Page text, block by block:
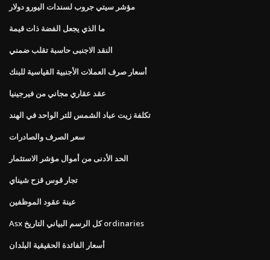
مؤشر سيتي جروب لسندات اليورو دولار
ما الذي يجعل الفضة ذات قيمة
النقد الاجنبى حاسبة تقلب ضمني
أسعار صرف العملات الأجنبية القياسية للبنك
عقد عقاري مجاني من فيرجينيا
تكلفة زيت عباد الشمس للتر الواحد في الهند
سعر الصرف والصادرات
الحد الأدنى من أموال مؤشر الاستثمار
تجار قوس قزح شيناي
عينة عقود الموظفين
Asx كل الرسم البياني التاريخ ordinaries
أسعار الفائدة الحقيقية البلدان